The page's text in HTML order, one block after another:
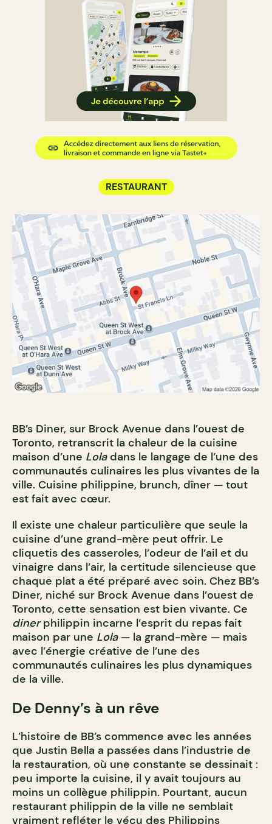
RESTAURANT
BB’s Diner, sur Brock Avenue dans l’ouest de
Toronto, retranscrit la chaleur de la cuisine
maison d’une Loladans le langage de l’une des
communautés culinaires les plus vivantes de la
ville. Cuisine philippine, brunch, dîner — tout
est fait avec cœur.
Il existe une chaleur particulière que seule la
cuisine d’une grand-mère peut offrir. Le
cliquetis des casseroles, l’odeur de l’ail et du
vinaigre dans l’air, la certitude silencieuse que
chaque plat a été préparé avec soin. Chez BB’s
Diner, niché sur Brock Avenue dans l’ouest de
Toronto, cette sensation est bien vivante. Ce
dinerphilippin incarne l’esprit du repas fait
maison par une Lola— la grand-mère — mais
avec l’énergie créative de l’une des
communautés culinaires les plus dynamiques
de la ville.
De Denny’s à un rêve
L’histoire de BB’s commence avec les années
que Justin Bella a passées dans l’industrie de
la restauration, où une constante se dessinait :
peu importe la cuisine, il y avait toujours au
moins un collègue philippin. Pourtant, aucun
restaurant philippin de la ville ne semblait
vraiment refléter le vécu des Philippins